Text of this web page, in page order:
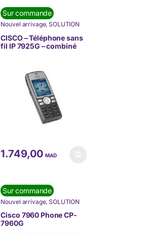
Sur commande
Nouvel arrivage,SOLUTION
DE COMMUNICATION
TÉLÉPHONIE,Téléphonie IP
(VoIP)
CISCO – Téléphone sans
fil IP 7925G – combiné
séparément(7925G-E-
1.749,00MAD
Sur commande
Nouvel arrivage,SOLUTION
DE COMMUNICATION
TÉLÉPHONIE, Téléphonie IP
(VoIP)
Cisco 7960 Phone CP-
7960G